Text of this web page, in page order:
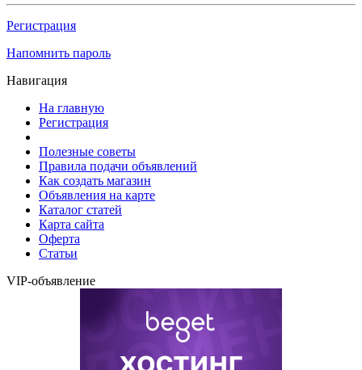
Регистрация
Напомнить пароль
Навигация
На главную
Регистрация
Полезные советы
Правила подачи объявлений
Как создать магазин
Объявления на карте
Каталог статей
Карта сайта
Оферта
Статьи
VIP-объявление